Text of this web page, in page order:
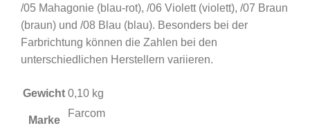
/05 Mahagonie (blau-rot), /06 Violett (violett), /07 Braun
(braun) und /08 Blau (blau). Besonders bei der
Farbrichtung können die Zahlen bei den
unterschiedlichen Herstellern variieren.
Gewicht 0,10 kg
Marke
Farcom